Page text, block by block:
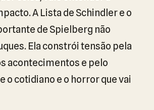
A Lista de Schindler e o
de Spielberg não
Ela constrói tensão pela
acontecimentos e pelo
o cotidiano e o horror que vai